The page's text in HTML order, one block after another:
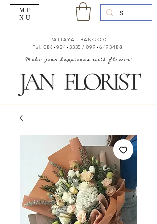
"Make your happiness with flower"
PATTAYA - BANGKOK
Tel. 088-924-3335 / 099-6493488
ME
NU